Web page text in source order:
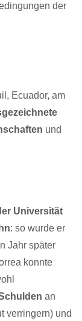
der
Ecuador, am
und
Universität
: so wurde er
Jahr später
konnte
an
verringern) und